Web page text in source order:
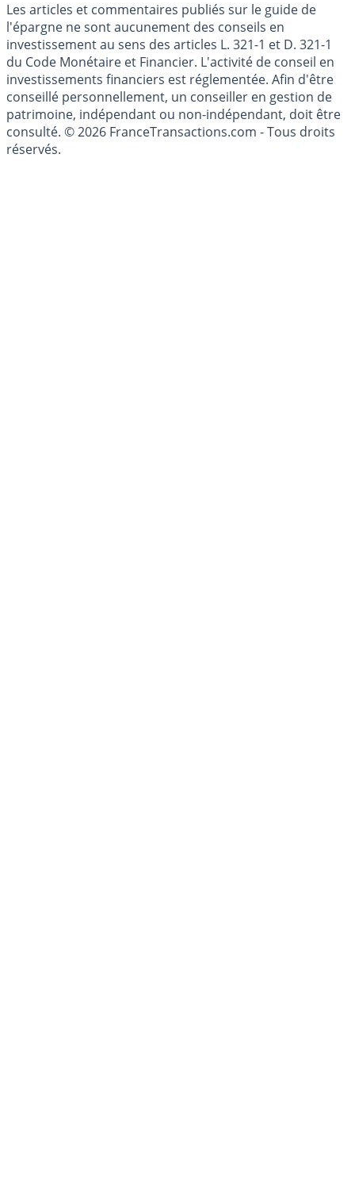
Les articles et commentaires publiés sur le guide de
l'épargne ne sont aucunement des conseils en
investissement au sens des articles L. 321-1 et D. 321-1
du Code Monétaire et Financier. L'activité de conseil en
investissements financiers est réglementée. Afin d'être
conseillé personnellement, un conseiller en gestion de
patrimoine, indépendant ou non-indépendant, doit être
consulté. © 2026 FranceTransactions.com - Tous droits
réservés.